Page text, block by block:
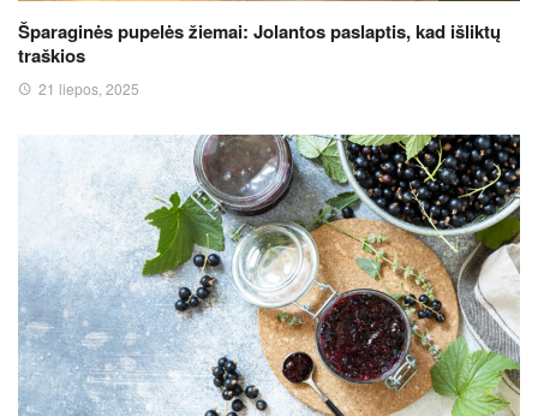
Šparaginės pupelės žiemai: Jolantos paslaptis, kad išliktų
traškios
21 liepos, 2025